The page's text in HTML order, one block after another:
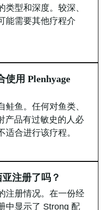
型和深度。较深、
能需要其他疗程介
使用 Plenhyage
鱼。任何对鱼类、
产品有过敏史的人必
合进行该疗程。
注册了吗？
注册情况。在一份经
中显示了 Strong 配